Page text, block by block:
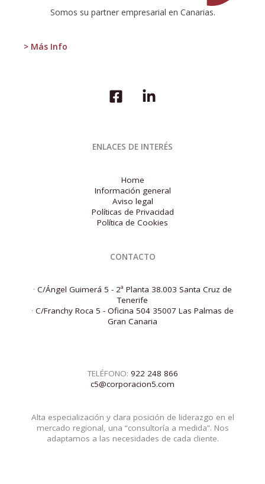
Somos su partner empresarial en Canarias.
> Más Info
ENLACES DE INTERÉS
Home
Información general
Aviso legal
Políticas de Privacidad
Política de Cookies
CONTACTO
· C/Ángel Guimerá 5 - 2ª Planta 38.003 Santa Cruz de
Tenerife
· C/Franchy Roca 5 - Oficina 504 35007 Las Palmas de
Gran Canaria
TELÉFONO: 922 248 866
c5@corporacion5.com
Alta especialización y clara posición de liderazgo en el
mercado regional, una “consultoría a medida”. Nos
adaptamos a las necesidades de cada cliente.